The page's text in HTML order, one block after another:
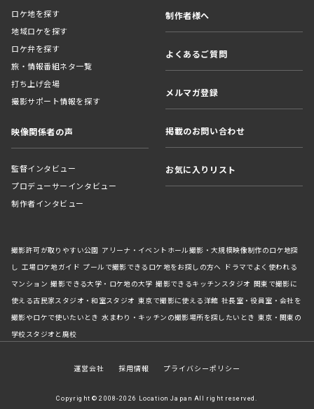
ロケ地を探す
地域ロケを探す
ロケ弁を探す
旅・情報番組ネタ一覧
打ち上げ会場
撮影サポート情報を探す
映像関係者の声
監督インタビュー
プロデューサーインタビュー
制作者インタビュー
制作者様へ
よくあるご質問
メルマガ登録
掲載のお問い合わせ
お気に入りリスト
撮影許可が取りやすい公園 アリーナ・イベントホール撮影・大規模映像制作のロケ地探
し 工場ロケ地ガイド プールで撮影できるロケ地をお探しの方へ ドラマでよく使われる
マンション 撮影できる大学・ロケ地の大学 撮影できるキッチンスタジオ 関東で撮影に
使える古民家スタジオ・和室スタジオ 東京で撮影に使える洋館 社長室・役員室・会社を
撮影やロケで使いたいとき 水まわり・キッチンの撮影場所を探したいとき 東京・関東の
学校スタジオと廃校
運営会社 採用情報 プライバシーポリシー
Copyright © 2008-2026 Location Japan All right reserved.